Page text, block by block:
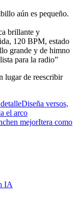
aún es pequeño.
brillante y
120 BPM, estado
grande y de himno
para la radio”
lugar de reescribir
Diseña versos,
el arco
mejorItera como
IA